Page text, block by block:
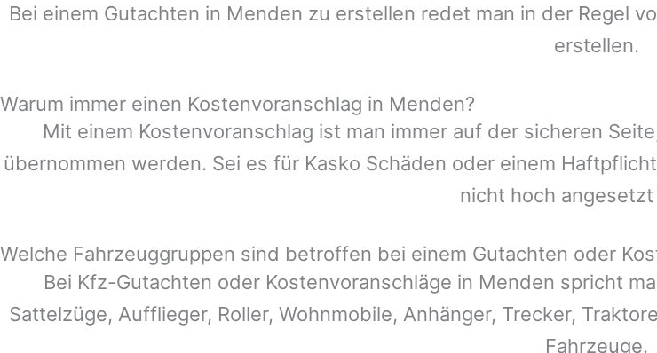
Bei einem Gutachten in Menden zu erstellen redet man in der Regel
erstellen.
Warum immer einen Kostenvoranschlag in Menden?
Mit einem Kostenvoranschlag ist man immer auf der sicheren
übernommen werden. Sei es für Kasko Schäden oder einem
nicht hoch
Welche Fahrzeuggruppen sind betroffen bei einem Gutachten oder
Bei Kfz-Gutachten oder Kostenvoranschläge in Menden spricht
Sattelzüge, Aufflieger, Roller, Wohnmobile, Anhänger, Trecker,
Fahrzeuge.